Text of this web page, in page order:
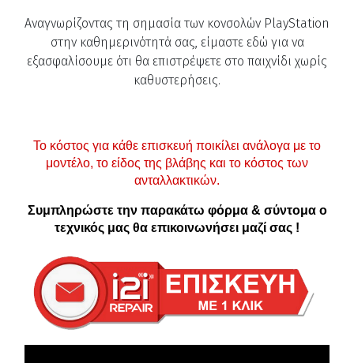
Αναγνωρίζοντας τη σημασία των κονσολών PlayStation
στην καθημερινότητά σας, είμαστε εδώ για να
εξασφαλίσουμε ότι θα επιστρέψετε στο παιχνίδι χωρίς
καθυστερήσεις.
Το κόστος για κάθε επισκευή ποικίλει ανάλογα με το
μοντέλο, το είδος της βλάβης και το κόστος των
ανταλλακτικών.
Συμπληρώστε την παρακάτω φόρμα & σύντομα ο
τεχνικός μας θα επικοινωνήσει μαζί σας !